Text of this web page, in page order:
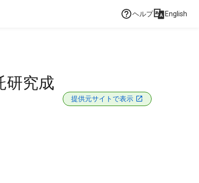
ヘルプ English
研究成
提供元サイトで表示